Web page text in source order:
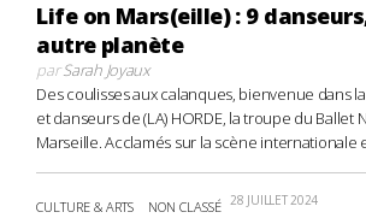
Life on Mars(eille) : 9
autre planète
parSarah Joyaux
Des coulisses aux calanques, bienvenue dans
et danseurs de (LA) HORDE, la troupe du Ballet
Marseille. Acclamés sur la scène internationale
CULTURE & ARTS NON CLASSÉ 28 JUILLET 2024